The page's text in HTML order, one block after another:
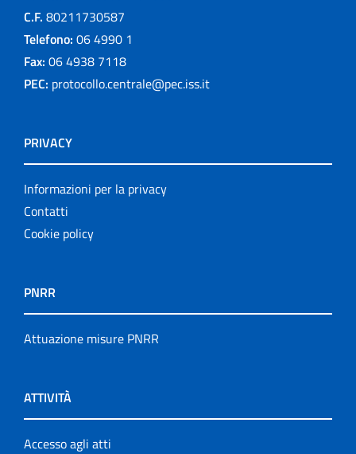
C.F. 80211730587
Telefono: 06 4990 1
Fax: 06 4938 7118
PEC: protocollo.centrale@pec.iss.it
PRIVACY
Informazioni per la privacy
Contatti
Cookie policy
PNRR
Attuazione misure PNRR
ATTIVITÀ
Accesso agli atti